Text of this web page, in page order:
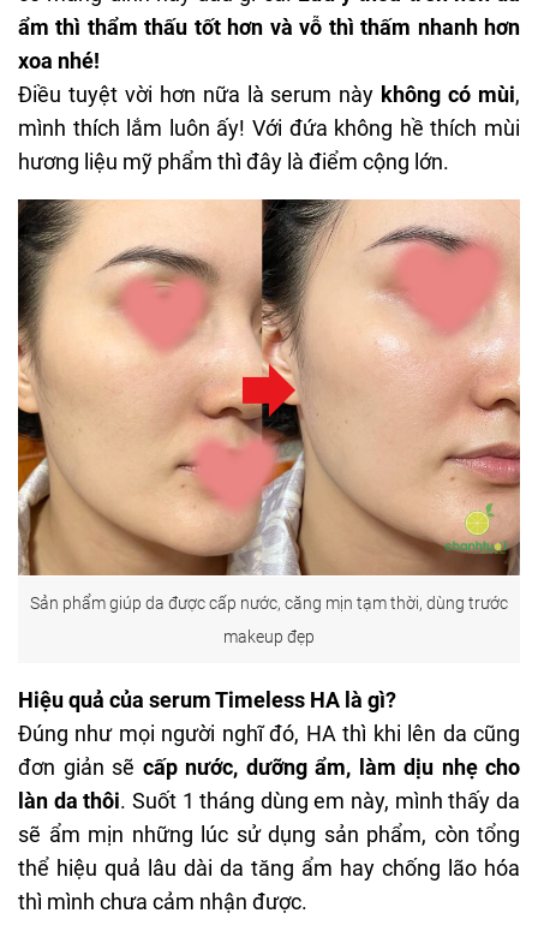
ẩm thì thẩm thấu tốt hơn và vỗ thì thấm nhanh hơn
xoa nhé!
Điều tuyệt vời hơn nữa là serum này không có mùi,
mình thích lắm luôn ấy! Với đứa không hề thích mùi
hương liệu mỹ phẩm thì đây là điểm cộng lớn.
Sản phẩm giúp da được cấp nước, căng mịn tạm thời, dùng trước
makeup đẹp
Hiệu quả của serum Timeless HA là gì?
Đúng như mọi người nghĩ đó, HA thì khi lên da cũng
đơn giản sẽ cấp nước, dưỡng ẩm, làm dịu nhẹ cho
làn da thôi. Suốt 1 tháng dùng em này, mình thấy da
sẽ ẩm mịn những lúc sử dụng sản phẩm, còn tổng
thể hiệu quả lâu dài da tăng ẩm hay chống lão hóa
thì mình chưa cảm nhận được.